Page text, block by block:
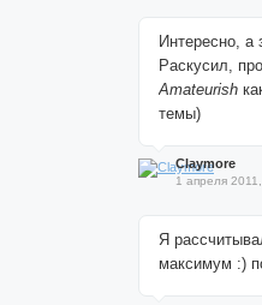
Интересно, а
Раскусил,
Amateurish
темы)
Claymore
1 апреля
Я
максимум :)